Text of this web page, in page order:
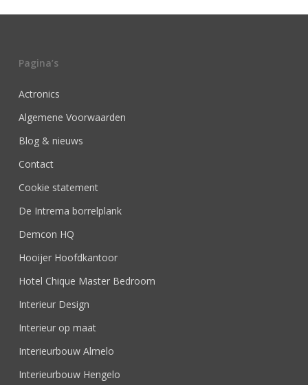
Pagina’s
Actronics
Algemene Voorwaarden
Blog & nieuws
Contact
Cookie statement
De Intrema borrelplank
Demcon HQ
Hooijer Hoofdkantoor
Hotel Chique Master Bedroom
Interieur Design
Interieur op maat
Interieurbouw Almelo
Interieurbouw Hengelo